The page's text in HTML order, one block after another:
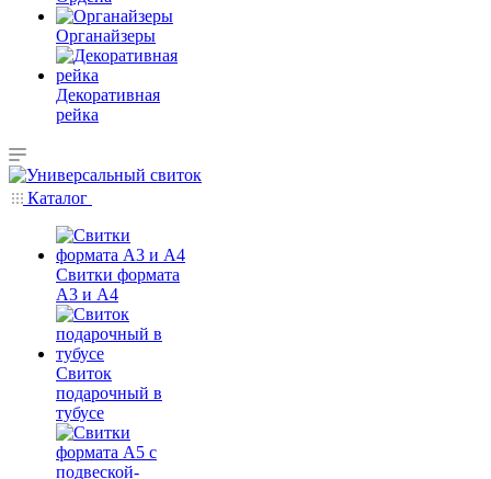
Органайзеры
Декоративная
рейка
Каталог
Свитки формата
А3 и А4
Свиток
подарочный в
тубусе